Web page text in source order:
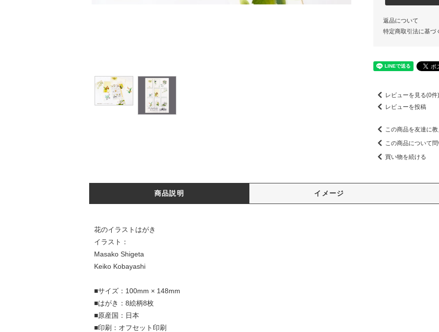
返品について
特定商取引法に基づ
レビューを見る(0件)
レビューを投稿
この商品を友達に
この商品について
買い物を続ける
商品説明 イメージ
花のイラストはがき
イラスト：
Masako Shigeta
Keiko Kobayashi
■サイズ：100mm × 148mm
■はがき：8絵柄8枚
■原産国：日本
■印刷：オフセット印刷